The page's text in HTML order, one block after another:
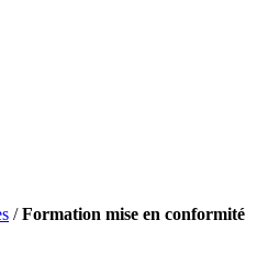
/Formation mise en conformité